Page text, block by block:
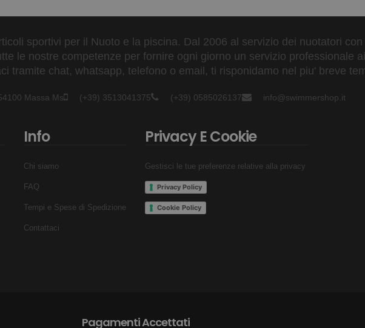
sportivi per il Nuoto e la piscina. Dal 2006 al servizio dei nuotatori
le nostre competenze per fornire ogni giorno un servizio professionale
tramite chat, whatsapp, telefono o email, ti risponidamo nel piu' breve
Massa Ms (+39) 3513041375 (+39) 0585026137 info@swimmershop.it
Info
Chi siamo
FAQ
Tempi e Spese di Spedizione
Contattaci
Privacy E Cookie
Gestisci le tue preferenze relative alla privacy
Privacy Policy
Cookie Policy
Pagamenti Accettati